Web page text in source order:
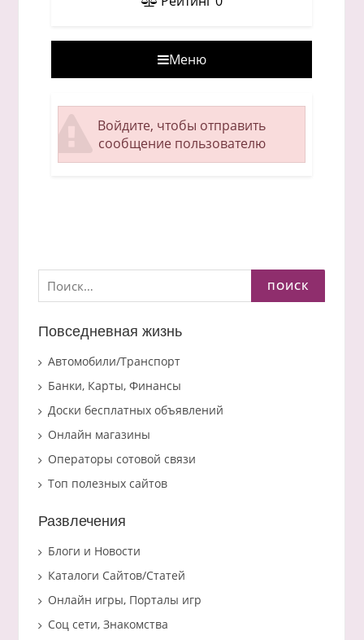
Меню
Войдите, чтобы отправить
сообщение пользователю
Найти:
Повседневная жизнь
Автомобили/Транспорт
Банки, Карты, Финансы
Доски бесплатных объявлений
Онлайн магазины
Операторы сотовой связи
Топ полезных сайтов
Развлечения
Блоги и Новости
Каталоги Сайтов/Статей
Онлайн игры, Порталы игр
Соц сети, Знакомства